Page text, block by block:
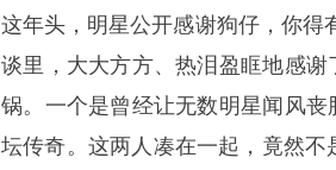
这年头，明星公开感谢狗仔，你得
谈里，大大方方、热泪盈眶地感谢
锅。一个是曾经让无数明星闻风丧
坛传奇。这两人凑在一起，竟然不